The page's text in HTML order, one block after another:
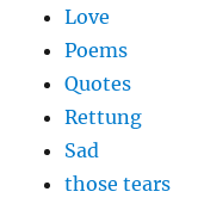
Love
Poems
Quotes
Rettung
Sad
those tears